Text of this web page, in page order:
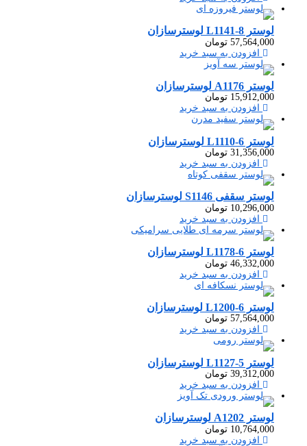
لوستر L1141-8 لوسترسازان
57,564,000 تومان
افزودن به سبد خرید
لوستر A1176 لوسترسازان
15,912,000 تومان
افزودن به سبد خرید
لوستر L1110-6 لوسترسازان
31,356,000 تومان
افزودن به سبد خرید
لوستر سقفی S1146 لوسترسازان
10,296,000 تومان
افزودن به سبد خرید
لوستر L1178-6 لوسترسازان
46,332,000 تومان
افزودن به سبد خرید
لوستر L1200-6 لوسترسازان
57,564,000 تومان
افزودن به سبد خرید
لوستر L1127-5 لوسترسازان
39,312,000 تومان
افزودن به سبد خرید
لوستر A1202 لوسترسازان
10,764,000 تومان
افزودن به سبد خرید